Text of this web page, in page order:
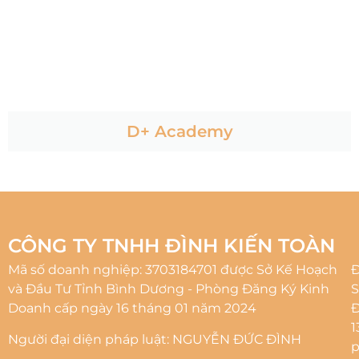
D+ Academy
CÔNG TY TNHH ĐÌNH KIẾN TOÀN
Mã số doanh nghiệp: 3703184701 được Sở Kế Hoạch
và Đầu Tư Tỉnh Bình Dương - Phòng Đăng Ký Kinh
Doanh cấp ngày 16 tháng 01 năm 2024
Người đại diện pháp luật: NGUYỄN ĐỨC ĐÌNH